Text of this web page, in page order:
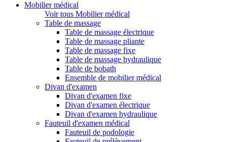
Mobilier médical
Voir tous Mobilier médical
Table de massage
Table de massage électrique
Table de massage pliante
Table de massage fixe
Table de massage hydraulique
Table de bobath
Ensemble de mobilier médical
Divan d'examen
Divan d'examen fixe
Divan d'examen électrique
Divan d'examen hydraulique
Fauteuil d'examen médical
Fauteuil de podologie